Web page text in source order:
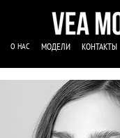
О НАС МОДЕЛИ КОНТАКТЫ